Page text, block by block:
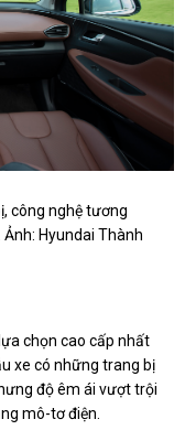
công nghệ tương
Hyundai Thành
chọn cao cấp nhất
xe có những trang bị
độ êm ái vượt trội
mô-tơ điện.